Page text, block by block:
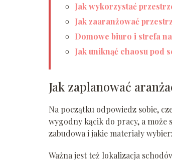
Jak wykorzystać
Jak zaaranżować
Domowe biuro i strefa
Jak uniknąć chaosu pod
Jak zaplanować
Na początku odpowiedz sobie,
wygodny kącik do pracy, a może
zabudowa i jakie materiały
Ważna jest też lokalizacja